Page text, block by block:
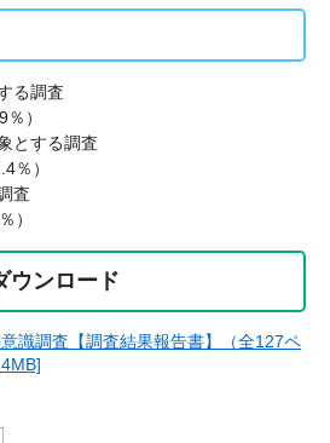
る調査
）
とする調査
％）
査
）
ウンロード
識調査【調査結果報告書】（全127ペ